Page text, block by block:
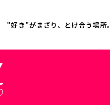
"好き"がまざり、とけ合う場所。